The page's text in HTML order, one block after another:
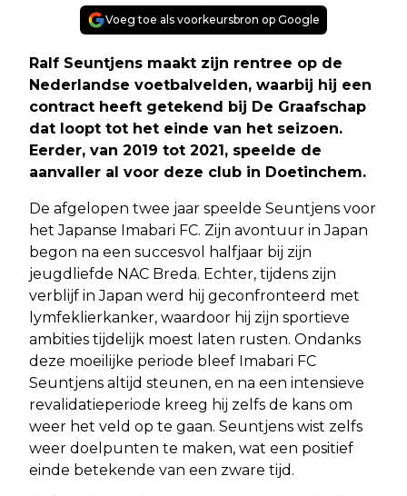
Voeg toe als voorkeursbron op Google
Ralf Seuntjens maakt zijn rentree op de
Nederlandse voetbalvelden, waarbij hij een
contract heeft getekend bij De Graafschap
dat loopt tot het einde van het seizoen.
Eerder, van 2019 tot 2021, speelde de
aanvaller al voor deze club in Doetinchem.
De afgelopen twee jaar speelde Seuntjens voor
het Japanse Imabari FC. Zijn avontuur in Japan
begon na een succesvol halfjaar bij zijn
jeugdliefde NAC Breda. Echter, tijdens zijn
verblijf in Japan werd hij geconfronteerd met
lymfeklierkanker, waardoor hij zijn sportieve
ambities tijdelijk moest laten rusten. Ondanks
deze moeilijke periode bleef Imabari FC
Seuntjens altijd steunen, en na een intensieve
revalidatieperiode kreeg hij zelfs de kans om
weer het veld op te gaan. Seuntjens wist zelfs
weer doelpunten te maken, wat een positief
einde betekende van een zware tijd.